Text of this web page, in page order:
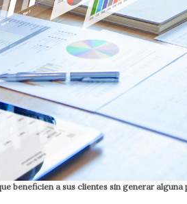
beneficien a sus clientes sin generar